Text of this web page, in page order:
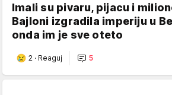
Imali su pivaru, pijacu i
Bajloni izgradila imperiju u
onda im je sve oteto
2 · Reaguj 5